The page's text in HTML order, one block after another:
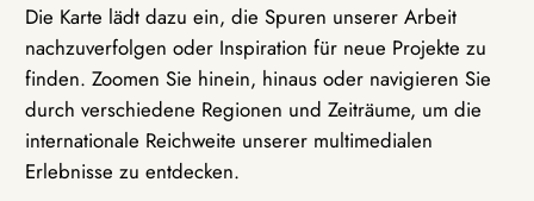
Die Karte lädt dazu ein, die Spuren unserer Arbeit
nachzuverfolgen oder Inspiration für neue Projekte zu
finden. Zoomen Sie hinein, hinaus oder navigieren Sie
durch verschiedene Regionen und Zeiträume, um die
internationale Reichweite unserer multimedialen
Erlebnisse zu entdecken.